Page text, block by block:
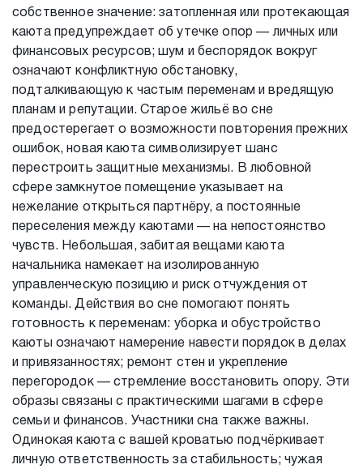
собственное значение: затопленная или протекающая
каюта предупреждает об утечке опор — личных или
финансовых ресурсов; шум и беспорядок вокруг
означают конфликтную обстановку,
подталкивающую к частым переменам и вредящую
планам и репутации. Старое жильё во сне
предостерегает о возможности повторения прежних
ошибок, новая каюта символизирует шанс
перестроить защитные механизмы. В любовной
сфере замкнутое помещение указывает на
нежелание открыться партнёру, а постоянные
переселения между каютами — на непостоянство
чувств. Небольшая, забитая вещами каюта
начальника намекает на изолированную
управленческую позицию и риск отчуждения от
команды. Действия во сне помогают понять
готовность к переменам: уборка и обустройство
каюты означают намерение навести порядок в делах
и привязанностях; ремонт стен и укрепление
перегородок — стремление восстановить опору. Эти
образы связаны с практическими шагами в сфере
семьи и финансов. Участники сна также важны.
Одинокая каюта с вашей кроватью подчёркивает
личную ответственность за стабильность; чужая